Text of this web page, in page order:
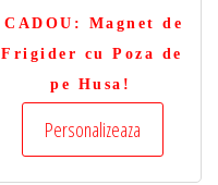
CADOU : Magnet de
Frigider cu Poza de
pe Husa!
Personalizeaza